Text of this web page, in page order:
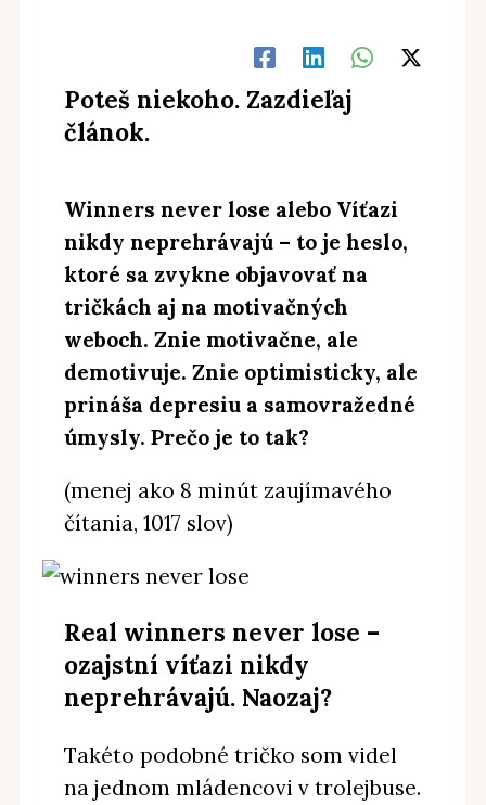
Poteš niekoho. Zazdieľaj
článok.
Winners never lose alebo Víťazi
nikdy neprehrávajú – to je heslo,
ktoré sa zvykne objavovať na
tričkách aj na motivačných
weboch. Znie motivačne, ale
demotivuje. Znie optimisticky, ale
prináša depresiu a samovražedné
úmysly. Prečo je to tak?
(menej ako 8 minút zaujímavého
čítania, 1017 slov)
Real winners never lose –
ozajstní víťazi nikdy
neprehrávajú. Naozaj?
Takéto podobné tričko som videl
na jednom mládencovi v trolejbuse.